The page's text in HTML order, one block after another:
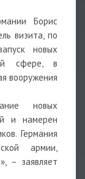
Борис
визита, по
новых
сфере, в
вооружения
новых
и намерен
Германия
армии,
– заявляет